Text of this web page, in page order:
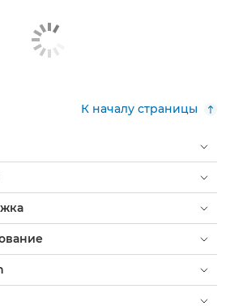
К началу страницы